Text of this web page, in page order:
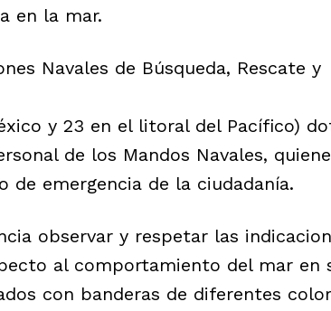
en la mar.
Navales de Búsqueda, Rescate y
y 23 en el litoral del Pacífico)
de los Mandos Navales,
de emergencia de la ciudadanía.
observar y respetar las
al comportamiento del mar en
con banderas de diferentes